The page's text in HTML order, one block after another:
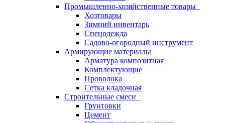
Промышленно-хозяйственные товары
Хозтовары
Зимний инвентарь
Спецодежда
Садово-огородный инструмент
Армирующие материалы
Арматура композитная
Комплектующие
Проволока
Сетка кладочная
Строительные смеси
Грунтовки
Цемент